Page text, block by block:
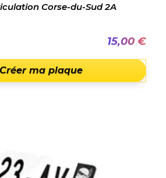
Corse-du-Sud 2A
15,00 €
Créer ma plaque